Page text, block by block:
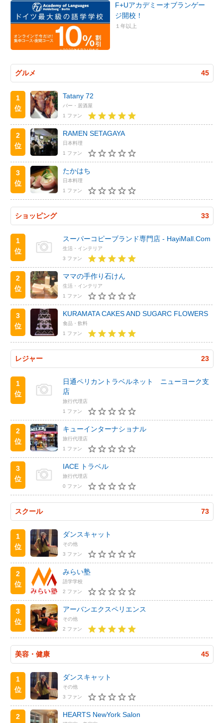
F+Uアカデミーオブランゲー
ジ開校！
１年以上
グルメ 45
1
位
Tatany 72
バー・居酒屋
1 ファン
2
位
RAMEN SETAGAYA
日本料理
1 ファン
3
位
たかはち
日本料理
1 ファン
ショッピング 33
1
位
スーパーコピーブランド専門店 - HayiMall.Com
生活・インテリア
3 ファン
2
位
ママの手作り石けん
生活・インテリア
1 ファン
3
位
KURAMATA CAKES AND SUGARC FLOWERS
食品・飲料
1 ファン
レジャー 23
1
位
日通ペリカントラベルネット ニューヨーク支
店
旅行代理店
1 ファン
2
位
キューインターナショナル
旅行代理店
1 ファン
3
位
IACE トラベル
旅行代理店
0 ファン
スクール 73
1
位
ダンスキャット
その他
3 ファン
2
位
みらい塾
語学学校
2 ファン
3
位
アーバンエクスペリエンス
その他
2 ファン
美容・健康 45
1
位
ダンスキャット
その他
3 ファン
2
HEARTS NewYork Salon